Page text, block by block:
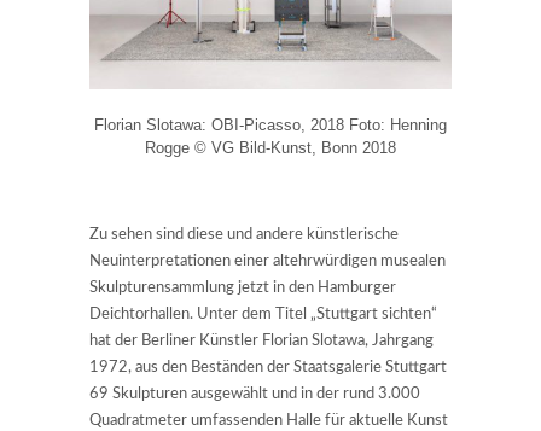
Florian Slotawa: OBI-Picasso, 2018 Foto: Henning
Rogge © VG Bild-Kunst, Bonn 2018
Zu sehen sind diese und andere künstlerische
Neuinterpretationen einer altehrwürdigen musealen
Skulpturensammlung jetzt in den Hamburger
Deichtorhallen. Unter dem Titel „Stuttgart sichten“
hat der Berliner Künstler Florian Slotawa, Jahrgang
1972, aus den Beständen der Staatsgalerie Stuttgart
69 Skulpturen ausgewählt und in der rund 3.000
Quadratmeter umfassenden Halle für aktuelle Kunst